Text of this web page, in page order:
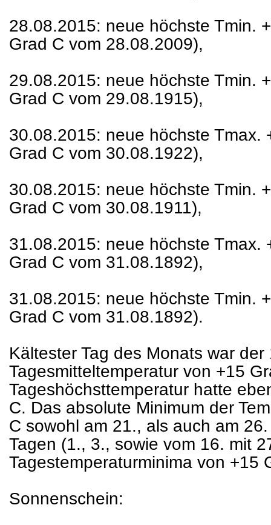
28.08.2015: neue höchste Tmin.
Grad C vom 28.08.2009),
29.08.2015: neue höchste Tmin.
Grad C vom 29.08.1915),
30.08.2015: neue höchste Tmax.
Grad C vom 30.08.1922),
30.08.2015: neue höchste Tmin.
Grad C vom 30.08.1911),
31.08.2015: neue höchste Tmax.
Grad C vom 31.08.1892),
31.08.2015: neue höchste Tmin.
Grad C vom 31.08.1892).
Kältester Tag des Monats war der
Tagesmitteltemperatur von +15
Tageshöchsttemperatur hatte
C. Das absolute Minimum der
C sowohl am 21., als auch am
Tagen (1., 3., sowie vom 16. mit
Tagestemperaturminima von +15
Sonnenschein: